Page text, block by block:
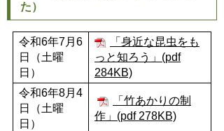
た）
令和6年7月6
日（土曜
日）
「身近な昆虫をも
っと知ろう」(pdf
284KB)
令和6年8月4
日（土曜
日）
「竹あかりの制
作」(pdf 278KB)